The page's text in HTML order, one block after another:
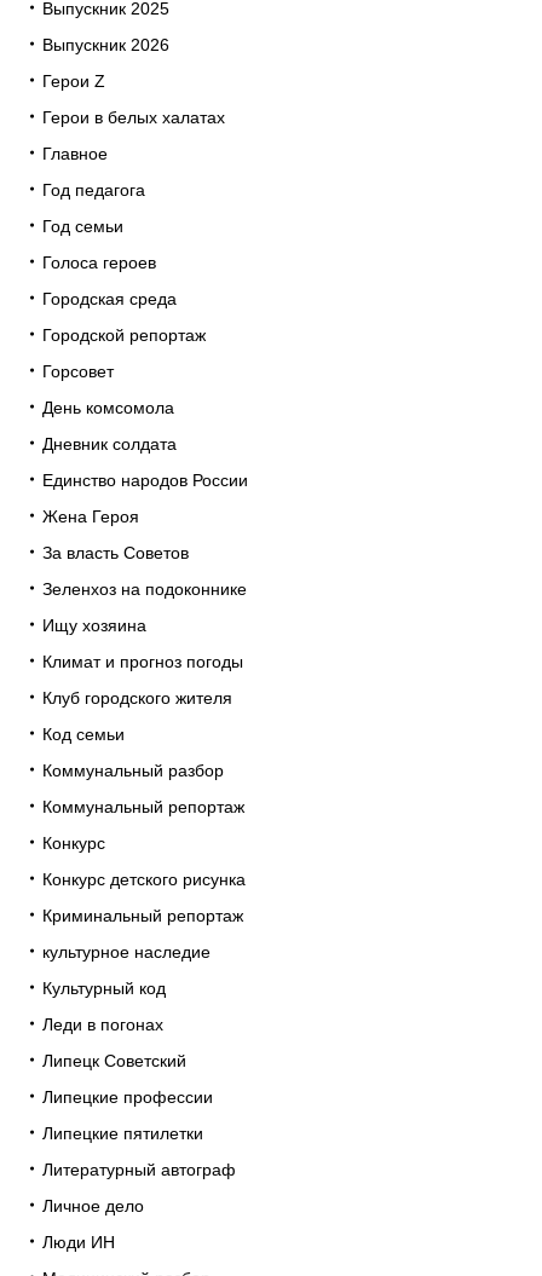
Выпускник 2025
Выпускник 2026
Герои Z
Герои в белых халатах
Главное
Год педагога
Год семьи
Голоса героев
Городская среда
Городской репортаж
Горсовет
День комсомола
Дневник солдата
Единство народов России
Жена Героя
За власть Советов
Зеленхоз на подоконнике
Ищу хозяина
Климат и прогноз погоды
Клуб городского жителя
Код семьи
Коммунальный разбор
Коммунальный репортаж
Конкурс
Конкурс детского рисунка
Криминальный репортаж
культурное наследие
Культурный код
Леди в погонах
Липецк Советский
Липецкие профессии
Липецкие пятилетки
Литературный автограф
Личное дело
Люди ИН